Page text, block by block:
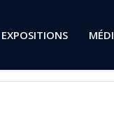
EXPOSITIONS